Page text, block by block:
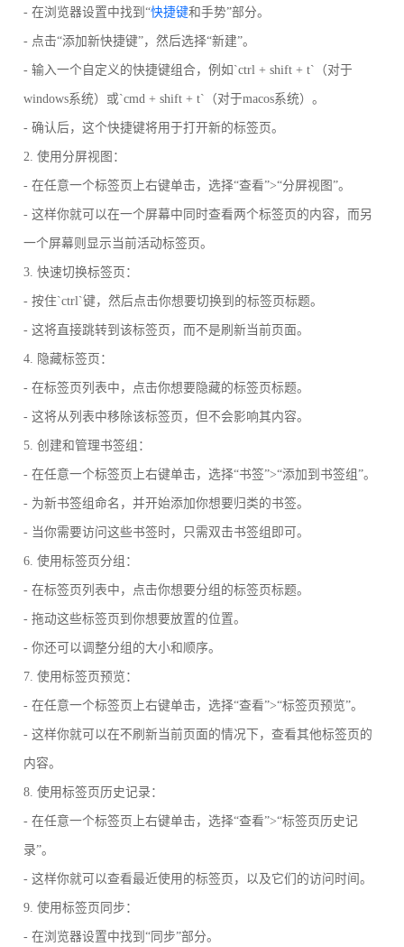
- 在浏览器设置中找到“快捷键和手势”部分。
- 点击“添加新快捷键”，然后选择“新建”。
- 输入一个自定义的快捷键组合，例如`ctrl + shift + t`（对于
windows系统）或`cmd + shift + t`（对于macos系统）。
- 确认后，这个快捷键将用于打开新的标签页。
2. 使用分屏视图：
- 在任意一个标签页上右键单击，选择“查看”>“分屏视图”。
- 这样你就可以在一个屏幕中同时查看两个标签页的内容，而另
一个屏幕则显示当前活动标签页。
3. 快速切换标签页：
- 按住`ctrl`键，然后点击你想要切换到的标签页标题。
- 这将直接跳转到该标签页，而不是刷新当前页面。
4. 隐藏标签页：
- 在标签页列表中，点击你想要隐藏的标签页标题。
- 这将从列表中移除该标签页，但不会影响其内容。
5. 创建和管理书签组：
- 在任意一个标签页上右键单击，选择“书签”>“添加到书签组”。
- 为新书签组命名，并开始添加你想要归类的书签。
- 当你需要访问这些书签时，只需双击书签组即可。
6. 使用标签页分组：
- 在标签页列表中，点击你想要分组的标签页标题。
- 拖动这些标签页到你想要放置的位置。
- 你还可以调整分组的大小和顺序。
7. 使用标签页预览：
- 在任意一个标签页上右键单击，选择“查看”>“标签页预览”。
- 这样你就可以在不刷新当前页面的情况下，查看其他标签页的
内容。
8. 使用标签页历史记录：
- 在任意一个标签页上右键单击，选择“查看”>“标签页历史记
录”。
- 这样你就可以查看最近使用的标签页，以及它们的访问时间。
9. 使用标签页同步：
- 在浏览器设置中找到“同步”部分。